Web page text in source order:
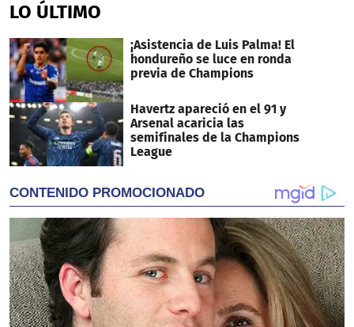
LO ÚLTIMO
¡Asistencia de Luis Palma! El
hondureño se luce en ronda
previa de Champions
Havertz apareció en el 91 y
Arsenal acaricia las
semifinales de la Champions
League